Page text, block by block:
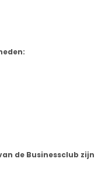
de Businessclub zijn